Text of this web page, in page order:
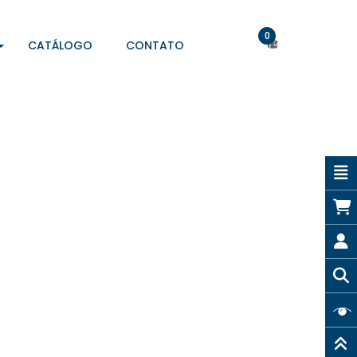
CATÁLOGO CONTATO
0